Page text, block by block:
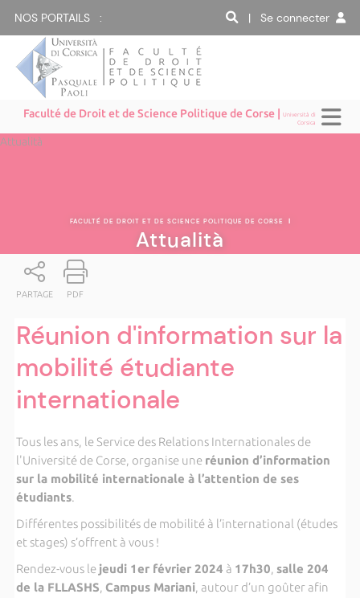
NOS PORTAILS : | Se connecter
Faculté de Droit et de Science Politique de Corse |Università di
Corsica
Attualità
FACULTÉ DE DROIT ET DE SCIENCE POLITIQUE DE CORSE |
Attualità
PARTAGE PDF
Réunion d'information sur la
mobilité étudiante
internationale
Tous les ans, le Service des Relations Internationales de
l'Université de Corse, organise une réunion d’information
sur la mobilité internationale à l’attention de ses
étudiants.
Différentes possibilités de mobilité à l’international (études
et stages) s’offrent à vous !
Rendez-vous le jeudi 1er février 2024 à 17h30, salle 204
de la FLLASHS, Campus Mariani, autour d’un goûter afin